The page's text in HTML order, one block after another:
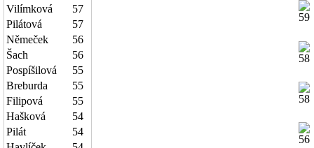
Vilímková
57
Pilátová
57
Němeček
56
Šach
56
Pospíšilová
55
Breburda
55
Filipová
55
Hašková
54
Pilát
54